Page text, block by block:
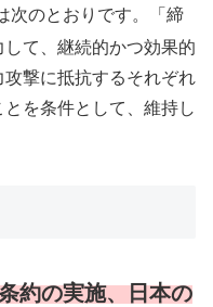
次のとおりです。「締
て、継続的かつ効果的
撃に抵抗するそれぞれ
を条件として、維持し
約の実施、日本の